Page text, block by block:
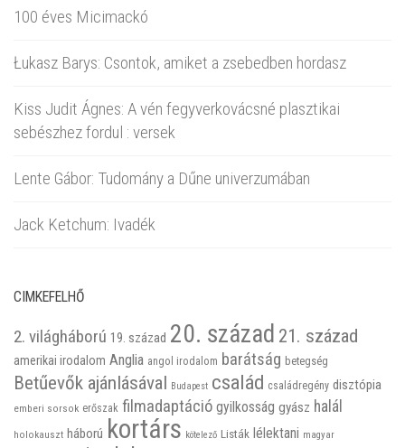
100 éves Micimackó
Łukasz Barys: Csontok, amiket a zsebedben hordasz
Kiss Judit Ágnes: A vén fegyverkovácsné plasztikai
sebészhez fordul : versek
Lente Gábor: Tudomány a Dűne univerzumában
Jack Ketchum: Ivadék
CIMKEFELHŐ
2. világháború 19. század 20. század 21. század
amerikai irodalom Anglia angol irodalom barátság betegség
Betűevők ajánlásával Budapest család családregény disztópia
emberi sorsok erőszak filmadaptáció gyilkosság gyász halál
holokauszt háború kortárs kötelező Listák lélektani magyar